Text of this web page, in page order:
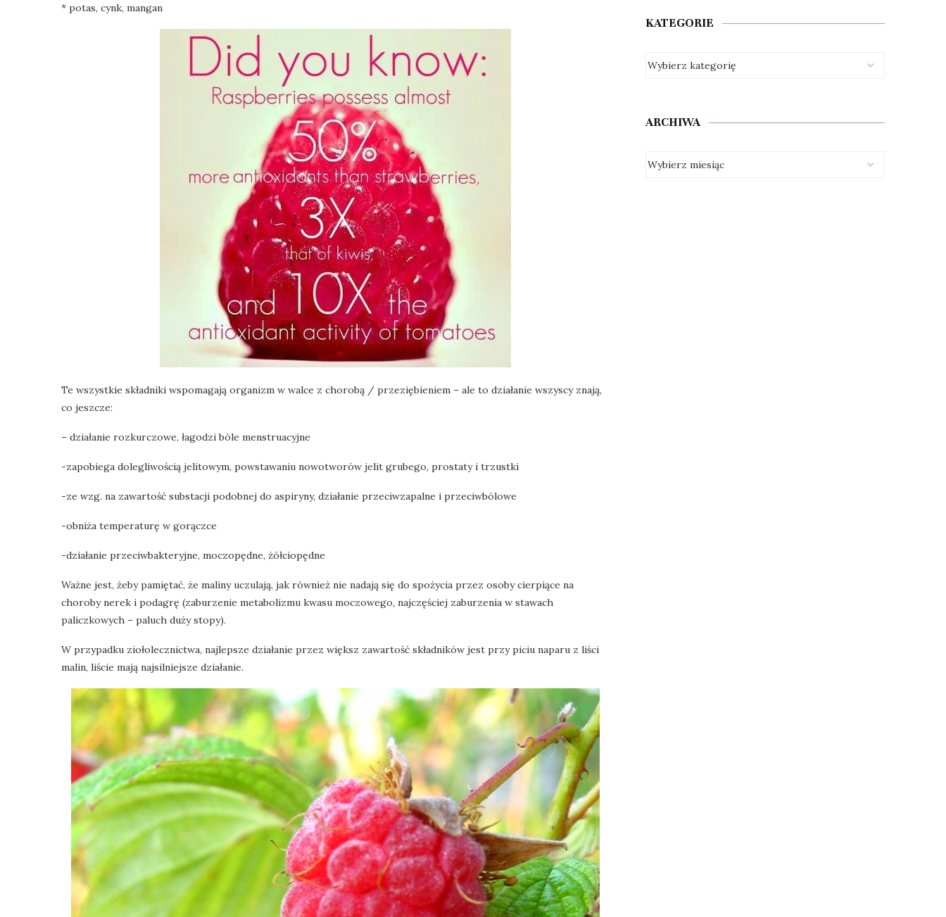
* potas, cynk, mangan
Te wszystkie składniki wspomagają organizm w walce z chorobą / przeziębieniem – ale to działanie wszyscy znają,
co jeszcze:
– działanie rozkurczowe, łagodzi bóle menstruacyjne
-zapobiega dolegliwością jelitowym, powstawaniu nowotworów jelit grubego, prostaty i trzustki
-ze wzg. na zawartość substacji podobnej do aspiryny, działanie przeciwzapalne i przeciwbólowe
-obniża temperaturę w gorączce
-działanie przeciwbakteryjne, moczopędne, żółciopędne
Ważne jest, żeby pamiętać, że maliny uczulają, jak również nie nadają się do spożycia przez osoby cierpiące na
choroby nerek i podagrę (zaburzenie metabolizmu kwasu moczowego, najczęściej zaburzenia w stawach
paliczkowych – paluch duży stopy).
W przypadku ziołolecznictwa, najlepsze działanie przez większ zawartość składników jest przy piciu naparu z liści
malin, liście mają najsilniejsze działanie.
KATEGORIE
ARCHIWA